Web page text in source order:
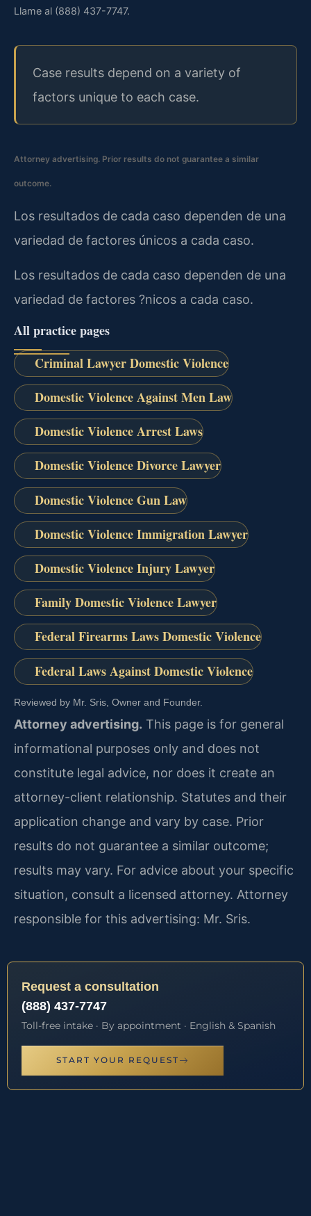
Llame al (888) 437-7747.
Case results depend on a variety of
factors unique to each case.
Attorney advertising. Prior results do not guarantee a similar
outcome.
Los resultados de cada caso dependen de una
variedad de factores únicos a cada caso.
Los resultados de cada caso dependen de una
variedad de factores ?nicos a cada caso.
All practice pages
Criminal Lawyer Domestic Violence
Domestic Violence Against Men Law
Domestic Violence Arrest Laws
Domestic Violence Divorce Lawyer
Domestic Violence Gun Law
Domestic Violence Immigration Lawyer
Domestic Violence Injury Lawyer
Family Domestic Violence Lawyer
Federal Firearms Laws Domestic Violence
Federal Laws Against Domestic Violence
Reviewed by Mr. Sris, Owner and Founder.
Attorney advertising. This page is for general
informational purposes only and does not
constitute legal advice, nor does it create an
attorney-client relationship. Statutes and their
application change and vary by case. Prior
results do not guarantee a similar outcome;
results may vary. For advice about your specific
situation, consult a licensed attorney. Attorney
responsible for this advertising: Mr. Sris.
Request a consultation
(888) 437-7747
Toll-free intake · By appointment · English & Spanish
START YOUR REQUEST